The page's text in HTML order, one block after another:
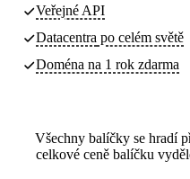
Veřejné API
Datacentra po celém světě
Doména na 1 rok zdarma
Všechny balíčky se hradí
celkové ceně balíčku